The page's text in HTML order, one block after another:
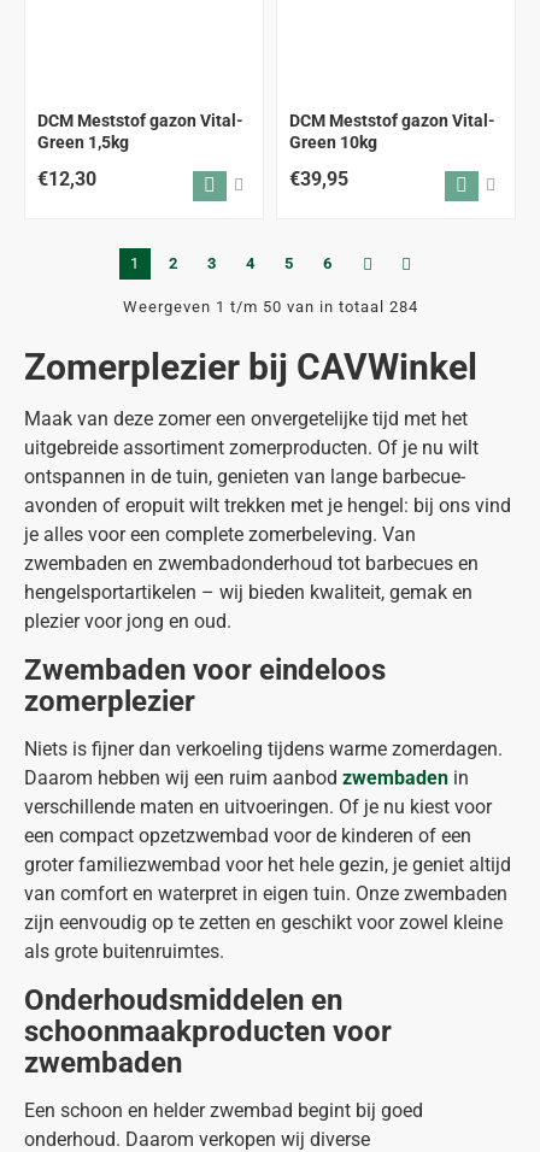
Zomerplezier bij CAVWinkel
Maak van deze zomer een onvergetelijke tijd met het
uitgebreide assortiment zomerproducten. Of je nu wilt
ontspannen in de tuin, genieten van lange barbecue-
avonden of eropuit wilt trekken met je hengel: bij ons vind
je alles voor een complete zomerbeleving. Van
zwembaden en zwembadonderhoud tot barbecues en
hengelsportartikelen – wij bieden kwaliteit, gemak en
plezier voor jong en oud.
Zwembaden voor eindeloos
zomerplezier
Niets is fijner dan verkoeling tijdens warme zomerdagen.
Daarom hebben wij een ruim aanbod zwembaden in
verschillende maten en uitvoeringen. Of je nu kiest voor
een compact opzetzwembad voor de kinderen of een
groter familiezwembad voor het hele gezin, je geniet altijd
van comfort en waterpret in eigen tuin. Onze zwembaden
zijn eenvoudig op te zetten en geschikt voor zowel kleine
als grote buitenruimtes.
Onderhoudsmiddelen en
schoonmaakproducten voor
zwembaden
Een schoon en helder zwembad begint bij goed
onderhoud. Daarom verkopen wij diverse
DCM Meststof gazon Vital-
Green 1,5kg
€12,30
DCM Meststof gazon Vital-
Green 10kg
€39,95
1 2 3 4 5 6
Weergeven 1 t/m 50 van in totaal 284